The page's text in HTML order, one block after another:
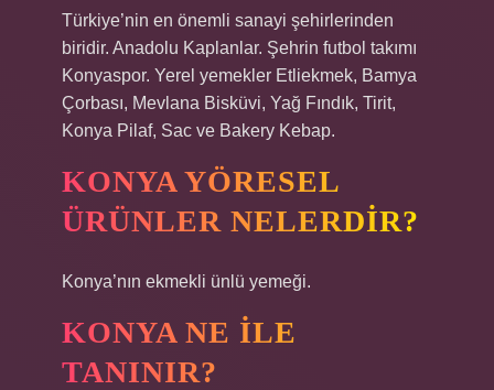
Türkiye’nin en önemli sanayi şehirlerinden
biridir. Anadolu Kaplanlar. Şehrin futbol takımı
Konyaspor. Yerel yemekler Etliekmek, Bamya
Çorbası, Mevlana Bisküvi, Yağ Fındık, Tirit,
Konya Pilaf, Sac ve Bakery Kebap.
KONYA YÖRESEL
ÜRÜNLER NELERDIR?
Konya’nın ekmekli ünlü yemeği.
KONYA NE ILE
TANINIR?